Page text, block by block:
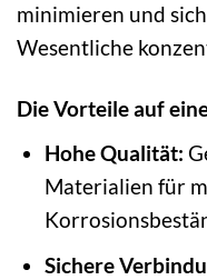
minimieren und
Wesentliche
Die Vorteile auf
Hohe Qualität:
Materialien für
Sichere